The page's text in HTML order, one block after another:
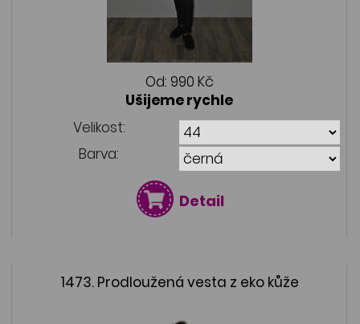
Od: 990 Kč
Ušijeme rychle
Velikost:
Barva:
Detail
1473. Prodloužená vesta z eko kůže